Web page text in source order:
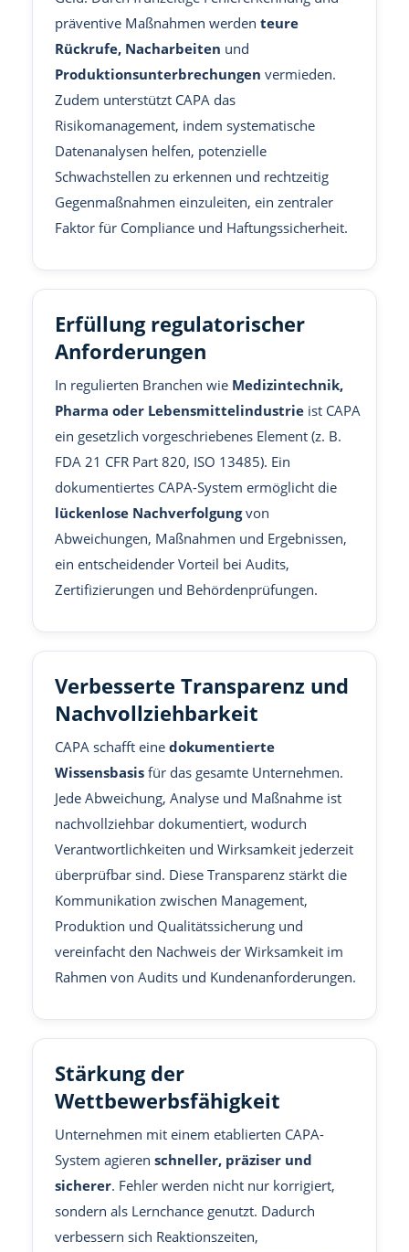
präventive Maßnahmen werden teure
Rückrufe, Nacharbeiten und
Produktionsunterbrechungen vermieden.
Zudem unterstützt CAPA das
Risikomanagement, indem systematische
Datenanalysen helfen, potenzielle
Schwachstellen zu erkennen und rechtzeitig
Gegenmaßnahmen einzuleiten, ein zentraler
Faktor für Compliance und Haftungssicherheit.
Erfüllung regulatorischer
Anforderungen
In regulierten Branchen wie Medizintechnik,
Pharma oder Lebensmittelindustrie ist CAPA
ein gesetzlich vorgeschriebenes Element (z. B.
FDA 21 CFR Part 820, ISO 13485). Ein
dokumentiertes CAPA-System ermöglicht die
lückenlose Nachverfolgungvon
Abweichungen, Maßnahmen und Ergebnissen,
ein entscheidender Vorteil bei Audits,
Zertifizierungen und Behördenprüfungen.
Verbesserte Transparenz und
Nachvollziehbarkeit
CAPA schafft eine dokumentierte
Wissensbasis für das gesamte Unternehmen.
Jede Abweichung, Analyse und Maßnahme ist
nachvollziehbar dokumentiert, wodurch
Verantwortlichkeiten und Wirksamkeit jederzeit
überprüfbar sind. Diese Transparenz stärkt die
Kommunikation zwischen Management,
Produktion und Qualitätssicherung und
vereinfacht den Nachweis der Wirksamkeit im
Rahmen von Audits und Kundenanforderungen.
Stärkung der
Wettbewerbsfähigkeit
Unternehmen mit einem etablierten CAPA-
System agieren schneller, präziser und
sicherer. Fehler werden nicht nur korrigiert,
sondern als Lernchance genutzt. Dadurch
verbessern sich Reaktionszeiten,